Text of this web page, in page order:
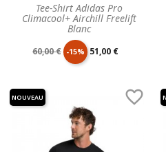
Tee-Shirt Adidas Pro
Climacool+ Airchill Freelift
Blanc
Prix
60,00 € -15% Prix
51,00 €

NOUVEAU